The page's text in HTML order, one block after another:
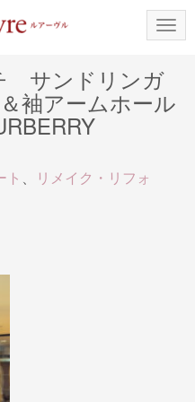
N
a
a
t
サンドリンガ
アームホール
ト 、 リメイク・リフォ